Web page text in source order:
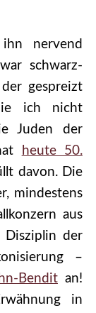
nervend
schwarz-
gespreizt
ich nicht
Juden der
heute 50.
davon. Die
mindestens
aus
Disziplin der
–
Benditan!
in